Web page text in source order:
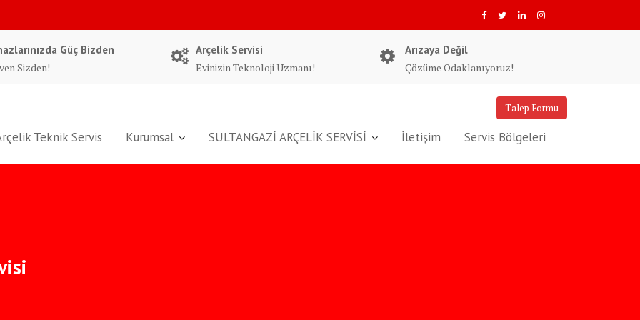
Güç Bizden
Sizden!
Arçelik Servisi
Evinizin Teknoloji Uzmanı!
Arızaya Değil
Çözüme Odaklanıyoruz!
Talep Formu
Teknik Servis Kurumsal SULTANGAZİ ARÇELİK SERVİSİ İletişim Servis Bölgeleri